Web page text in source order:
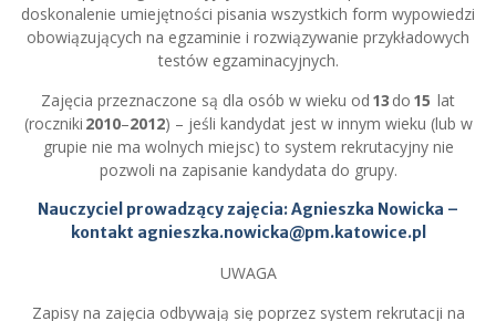
doskonalenie umiejętności pisania wszystkich form wypowiedzi
obowiązujących na egzaminie i rozwiązywanie przykładowych
testów egzaminacyjnych.
Zajęcia przeznaczone są dla osób w wieku od 13 do 15 lat
(roczniki 2010–2012) – jeśli kandydat jest w innym wieku (lub w
grupie nie ma wolnych miejsc) to system rekrutacyjny nie
pozwoli na zapisanie kandydata do grupy.
Nauczyciel prowadzący zajęcia: Agnieszka Nowicka –
kontaktagnieszka.nowicka@pm.katowice.pl
UWAGA
Zapisy na zajęcia odbywają się poprzez system rekrutacji na